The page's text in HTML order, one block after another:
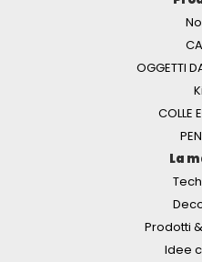
OGGETTI
COLLE
La
Prodotti
Idee